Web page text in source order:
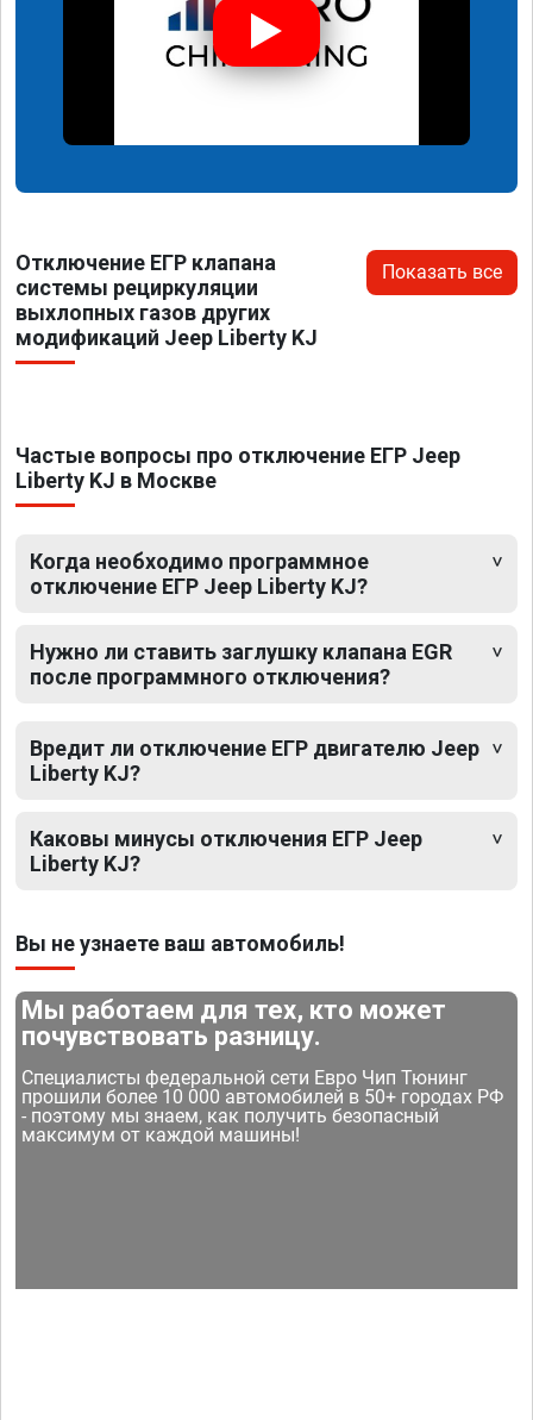
Отключение ЕГР клапана
системы рециркуляции
выхлопных газов других
модификаций Jeep Liberty KJ
Показать все
Частые вопросы про отключение ЕГР Jeep
Liberty KJ в Москве
Когда необходимо программное
отключение ЕГР Jeep Liberty KJ?
Нужно ли ставить заглушку клапана EGR
после программного отключения?
Вредит ли отключение ЕГР двигателю Jeep
Liberty KJ?
Каковы минусы отключения ЕГР Jeep
Liberty KJ?
Вы не узнаете ваш автомобиль!
Мы работаем для тех, кто может
почувствовать разницу.
Специалисты федеральной сети Евро Чип Тюнинг
прошили более 10 000 автомобилей в 50+ городах РФ
- поэтому мы знаем, как получить безопасный
максимум от каждой машины!